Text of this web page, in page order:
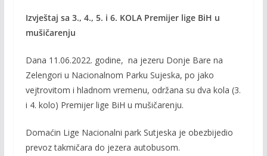
ac
e
o
o
k
itt
m
ai p
Li
n
k
Izvještaj sa 3., 4., 5. i 6. KOLA Premijer lige BiH u
mušičarenju
Dana 11.06.2022. godine, na jezeru Donje Bare na
Zelengori u Nacionalnom Parku Sujeska, po jako
vejtrovitom i hladnom vremenu, održana su dva kola (3.
i 4. kolo) Premijer lige BiH u mušičarenju.
Domaćin Lige Nacionalni park Sutjeska je obezbijedio
prevoz takmičara do jezera autobusom.